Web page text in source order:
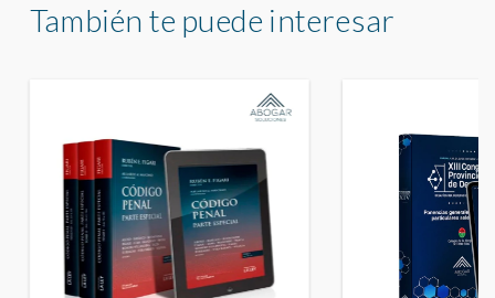
También te puede interesar